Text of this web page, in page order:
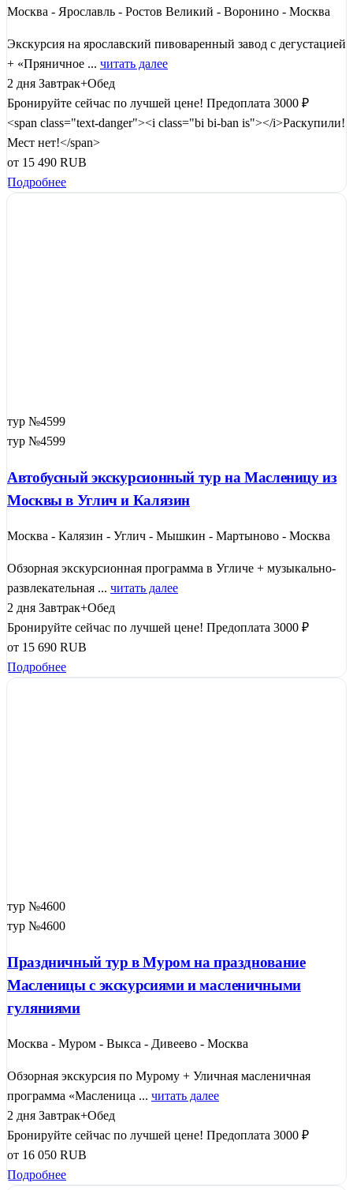
Москва - Ярославль - Ростов Великий - Воронино - Москва
Экскурсия на ярославский пивоваренный завод с дегустацией
+ «Пряничное ... читать далее
2 дня Завтрак+Обед
Бронируйте сейчас по лучшей цене! Предоплата 3000 ₽
<span class="text-danger"><i class="bi bi-ban is"></i>Раскупили!
Мест нет!</span>
от 15 490 RUB
Подробнее
тур №4599
тур №4599
Автобусный экскурсионный тур на Масленицу из
Москвы в Углич и Калязин
Москва - Калязин - Углич - Мышкин - Мартыново - Москва
Обзорная экскурсионная программа в Угличе + музыкально-
развлекательная ... читать далее
2 дня Завтрак+Обед
Бронируйте сейчас по лучшей цене! Предоплата 3000 ₽
от 15 690 RUB
Подробнее
тур №4600
тур №4600
Праздничный тур в Муром на празднование
Масленицы с экскурсиями и масленичными
гуляниями
Москва - Муром - Выкса - Дивеево - Москва
Обзорная экскурсия по Мурому + Уличная масленичная
программа «Масленица ... читать далее
2 дня Завтрак+Обед
Бронируйте сейчас по лучшей цене! Предоплата 3000 ₽
от 16 050 RUB
Подробнее